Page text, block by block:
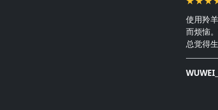
使用羚
而烦恼
总觉得